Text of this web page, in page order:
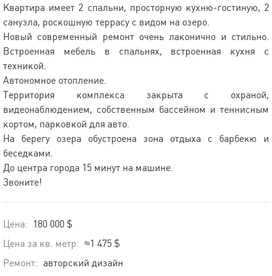
Квартира имеет 2 спальни, просторную кухню-гостиную, 2
санузла, роскошную террасу с видом на озеро.
Новый современный ремонт очень лаконично и стильно.
Встроенная мебель в спальнях, встроенная кухня с
техникой.
Автономное отопление.
Территория комплекса закрыта с охраной,
видеонаблюдением, собственным бассейном и теннисным
кортом, парковкой для авто.
На берегу озера обустроена зона отдыха с барбекю и
беседками.
До центра города 15 минут на машине.
Звоните!
Цена:
180 000 $
Цена за кв. метр: ≈1 475 $
Ремонт: авторский дизайн